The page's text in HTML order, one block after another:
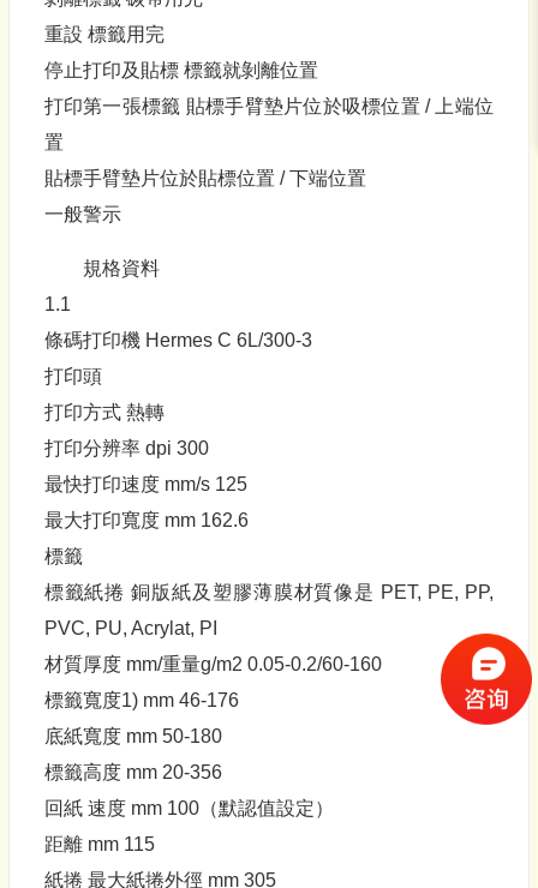
重設 標籤用完
停止打印及貼標 標籤就剝離位置
打印第一張標籤 貼標手臂墊片位於吸標位置 / 上端位
置
貼標手臂墊片位於貼標位置 / 下端位置
一般警示
規格資料
1.1
條碼打印機 Hermes C 6L/300-3
打印頭
打印方式 熱轉
打印分辨率 dpi 300
最快打印速度 mm/s 125
最大打印寬度 mm 162.6
標籤
標籤紙捲 銅版紙及塑膠薄膜材質像是 PET, PE, PP,
PVC, PU, Acrylat, PI
材質厚度 mm/重量g/m2 0.05-0.2/60-160
標籤寬度1) mm 46-176
底紙寬度 mm 50-180
標籤高度 mm 20-356
回紙 速度 mm 100（默認值設定）
距離 mm 115
紙捲 最大紙捲外徑 mm 305